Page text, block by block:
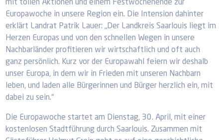
mit tollen Aktionen und einem Festwochenende zur
Europawoche in unsere Region ein. Die Intension dahinter
erklärt Landrat Patrik Lauer: „Der Landkreis Saarlouis liegt im
Herzen Europas und von den schnellen Wegen in unsere
Nachbarländer profitieren wir wirtschaftlich und oft auch
ganz persönlich. Kurz vor der Europawahl feiern wir deshalb
unser Europa, in dem wir in Frieden mit unseren Nachbarn
leben, und laden alle Bürgerinnen und Bürger herzlich ein, mit
dabei zu sein.“
Die Europawoche startet am Dienstag, 30. April, mit einer
kostenlosen Stadtführung durch Saarlouis. Zusammen mit